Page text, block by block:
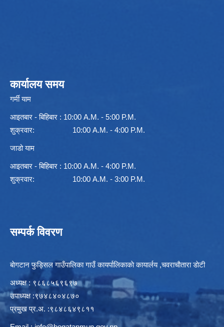
कार्यालय समय
गर्मी याम
आइतबार - बिहिबार : 10:00 A.M. - 5:00 P.M.
शुक्रवार: 10:00 A.M. - 4:00 P.M.
जाडो याम
आइतबार - बिहिबार : 10:00 A.M. - 4:00 P.M.
शुक्रवार: 10:00 A.M. - 3:00 P.M.
सम्पर्क विवरण
बाेगटान फुड्सिल गाउँपालिका गाउँ कायर्पालिकाकाे कायार्लय ,चवराचाैतारा डाेटी
अध्यक्ष : ९८६८५६९६९७
उपाध्यक्ष :९७४८४०४८७०
प्रमुख प्र.अ. :९८४८६४९८११